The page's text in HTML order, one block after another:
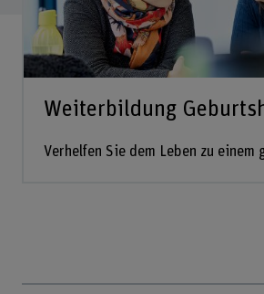
Weiterbildung
Verhelfen Sie dem Leben zu einem